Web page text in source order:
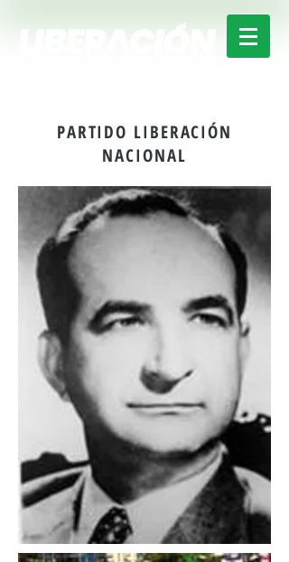
PARTIDO LIBERACIÓN
NACIONAL